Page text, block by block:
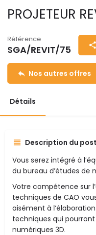
PROJETEUR
Référence
SGA/REVIT/75
Nos autres offres
Détails
Description du
Vous serez intégré à
du bureau d’études de
Votre compétence sur
techniques de CAO
aisément à
techniques qui
numériques 3D.